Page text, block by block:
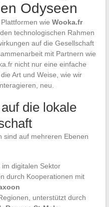
Odyseen
wie Wooka.fr
technologischen Rahmen
auf die Gesellschaft
mit Partnern wie
nicht nur eine einfache
Art und Weise, wie wir
neu.
die lokale
sind auf mehreren Ebenen
digitalen Sektor
durch Kooperationen mit
unterstützt durch